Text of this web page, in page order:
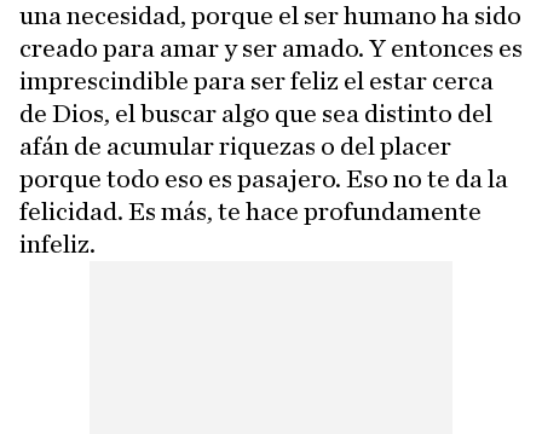
una necesidad, porque el ser humano ha sido
creado para amar y ser amado. Y entonces es
imprescindible para ser feliz el estar cerca
de Dios, el buscar algo que sea distinto del
afán de acumular riquezas o del placer
porque todo eso es pasajero. Eso no te da la
felicidad. Es más, te hace profundamente
infeliz.